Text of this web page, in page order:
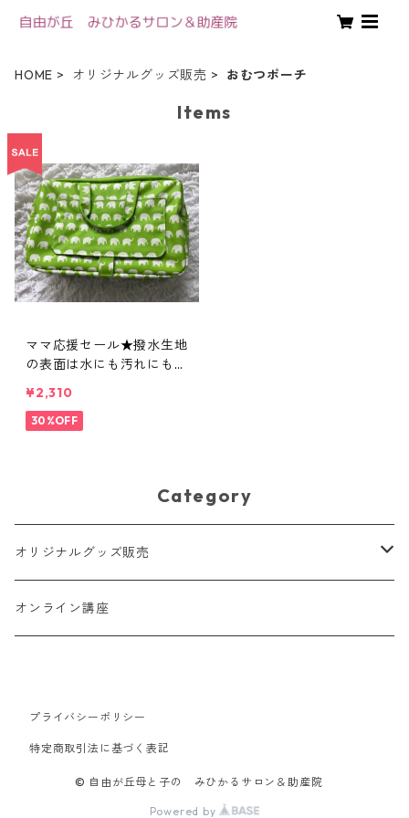
HOME オリジナルグッズ販売 おむつポーチ
Items
ママ応援セール★撥水生地
の表面は水にも汚れにも強
せる おしゃれで機能的な
おむつポーチ
¥2,310
30%OFF
Category
オリジナルグッズ販売
スリング
親子マスク
おむつポーチ
オンライン講座
プライバシーポリシー
特定商取引法に基づく表記
© 自由が丘母と子の みひかるサロン＆助産院
Powered by